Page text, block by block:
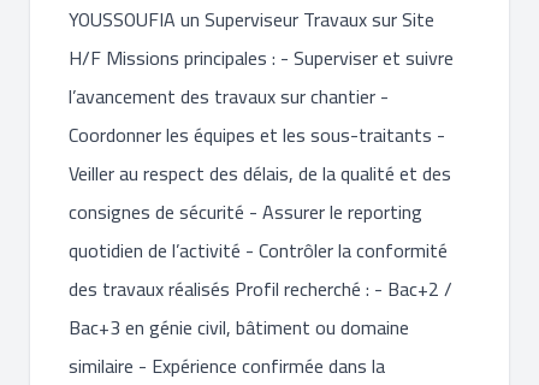
YOUSSOUFIA un Superviseur Travaux sur Site
H/F Missions principales : - Superviser et suivre
l’avancement des travaux sur chantier -
Coordonner les équipes et les sous-traitants -
Veiller au respect des délais, de la qualité et des
consignes de sécurité - Assurer le reporting
quotidien de l’activité - Contrôler la conformité
des travaux réalisés Profil recherché : - Bac+2 /
Bac+3 en génie civil, bâtiment ou domaine
similaire - Expérience confirmée dans la